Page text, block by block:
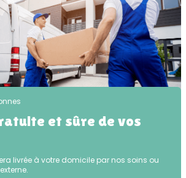
et sûre de vos
livrée à votre domicile par nos soins ou